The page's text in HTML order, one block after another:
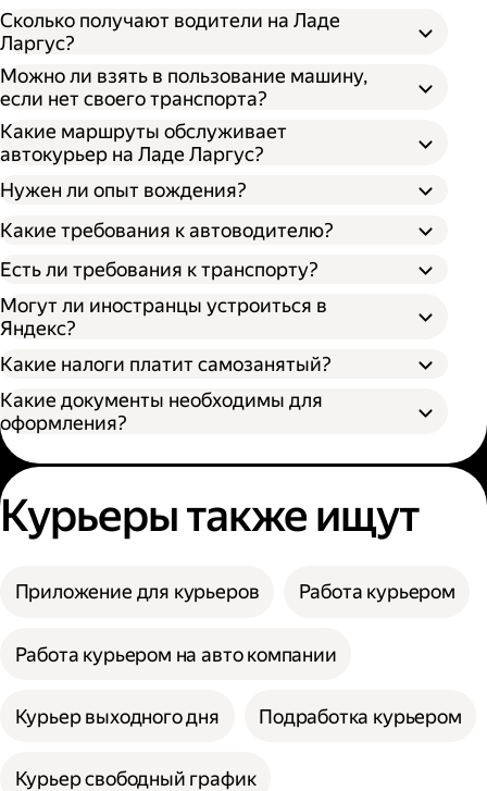
Сколько получают водители на Ладе
Ларгус?
Можно ли взять в пользование машину,
если нет своего транспорта?
Какие маршруты обслуживает
автокурьер на Ладе Ларгус?
Нужен ли опыт вождения?
Какие требования к автоводителю?
Есть ли требования к транспорту?
Могут ли иностранцы устроиться в
Яндекс?
Какие налоги платит самозанятый?
Какие документы необходимы для
оформления?
Курьеры также ищут
Приложение для курьеров Работа курьером
Работа курьером на авто компании
Курьер выходного дня Подработка курьером
Курьер свободный график